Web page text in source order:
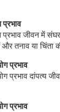
जीवन में
तनाव या चिंता
प्रभाव
प्रभाव दांपत्य
प्रभाव